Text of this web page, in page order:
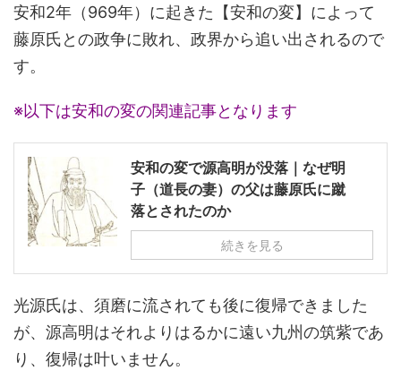
安和2年（969年）に起きた【安和の変】によって
藤原氏との政争に敗れ、政界から追い出されるので
す。
※以下は安和の変の関連記事となります
安和の変で源高明が没落｜なぜ明
子（道長の妻）の父は藤原氏に蹴
落とされたのか
続きを見る
光源氏は、須磨に流されても後に復帰できました
が、源高明はそれよりはるかに遠い九州の筑紫であ
り、復帰は叶いません。